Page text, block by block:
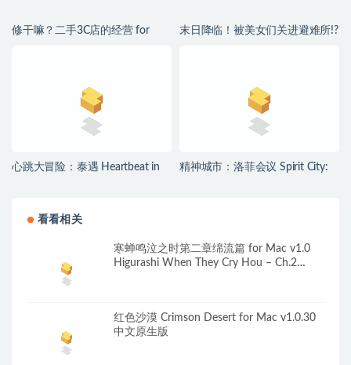
修干嘛？二手3C店的经营 for
末日降临！被美女们关进避难所!?
心跳大冒险：泰遇 Heartbeat in
精神城市：洛菲会议 Spirit City:
看看相关
寒蝉鸣泣之时第二章绵流篇 for Mac v1.0
Higurashi When They Cry Hou – Ch.2
红色沙漠 Crimson Desert for Mac v1.0.30
中文原生版